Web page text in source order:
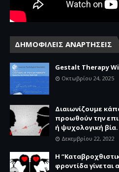
ΔΗΜΟΦΙΛΕΙΣ ΑΝΑΡΤΗΣΕΙΣ
Gestalt Therapy
Οκτωβρίου 24, 2025
Διαιωνίζουμε
προωθούν την
ή ψυχολογική βία.
Δεκεμβρίου 22, 2022
Η
φροντίδα γίνεται